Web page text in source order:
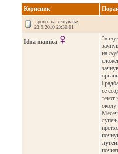
Корисник
Процес на зачнување
23.9.2010 20:30:01
Idna mamica
на
се
текот
околу